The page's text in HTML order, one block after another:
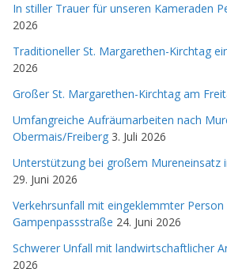
In stiller Trauer für unseren Kameraden
2026
Traditioneller St. Margarethen-Kirchtag
2026
Großer St. Margarethen-Kirchtag am
Umfangreiche Aufräumarbeiten nach
Obermais/Freiberg 3. Juli 2026
Unterstützung bei großem Mureneinsatz
29. Juni 2026
Verkehrsunfall mit eingeklemmter Person
Gampenpassstraße 24. Juni 2026
Schwerer Unfall mit landwirtschaftlicher
2026